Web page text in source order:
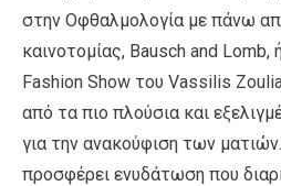
στην Οφθαλμολογία με πάνω
καινοτομίας, Bausch and Lomb,
Fashion Show του Vassilis
από τα πιο πλούσια και
για την ανακούφιση των
προσφέρει ενυδάτωση που